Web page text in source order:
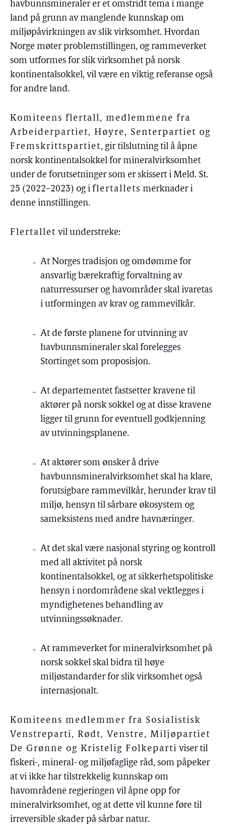
havbunnsmineraler er et omstridt tema i mange
land på grunn av manglende kunnskap om
miljøpåvirkningen av slik virksomhet. Hvordan
Norge møter problemstillingen, og rammeverket
som utformes for slik virksomhet på norsk
kontinentalsokkel, vil være en viktig referanse også
for andre land.
Komiteens flertall, medlemmene fra
Arbeiderpartiet, Høyre, Senterpartiet og
Fremskrittspartiet, gir tilslutning til å åpne
norsk kontinentalsokkel for mineralvirksomhet
under de forutsetninger som er skissert i Meld. St.
25 (2022–2023) og i flertallets merknader i
denne innstillingen.
Flertallet vil understreke:
At Norges tradisjon og omdømme for
ansvarlig bærekraftig forvaltning av
naturressurser og havområder skal ivaretas
i utformingen av krav og rammevilkår.
At de første planene for utvinning av
havbunnsmineraler skal forelegges
Stortinget som proposisjon.
At departementet fastsetter kravene til
aktører på norsk sokkel og at disse kravene
ligger til grunn for eventuell godkjenning
av utvinningsplanene.
At aktører som ønsker å drive
havbunnsmineralvirksomhet skal ha klare,
forutsigbare rammevilkår, herunder krav til
miljø, hensyn til sårbare økosystem og
sameksistens med andre havnæringer.
At det skal være nasjonal styring og kontroll
med all aktivitet på norsk
kontinentalsokkel, og at sikkerhetspolitiske
hensyn i nordområdene skal vektlegges i
myndighetenes behandling av
utvinningssøknader.
At rammeverket for mineralvirksomhet på
norsk sokkel skal bidra til høye
miljøstandarder for slik virksomhet også
internasjonalt.
Komiteens medlemmer fra Sosialistisk
Venstreparti, Rødt, Venstre, Miljøpartiet
De Grønne og Kristelig Folkeparti viser til
fiskeri-, mineral- og miljøfaglige råd, som påpeker
at vi ikke har tilstrekkelig kunnskap om
havområdene regjeringen vil åpne opp for
mineralvirksomhet, og at dette vil kunne føre til
irreversible skader på sårbar natur.